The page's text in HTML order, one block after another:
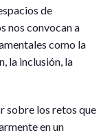
de
nos convocan a
como la
la inclusión, la
sobre los retos que
en un